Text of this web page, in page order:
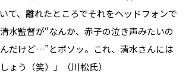
て、離れたところでそれをヘッドフォンで
水監督が“なんか、赤子の泣き声みたいの
だけど…”とボソッ。これ、清水さんには
ょう（笑）」（川松氏）